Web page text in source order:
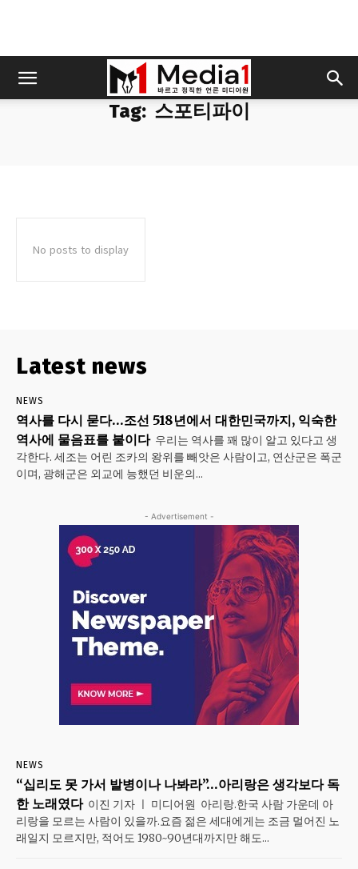
Tag: 스포티파이
No posts to display
Latest news
NEWS
역사를 다시 묻다…조선 518년에서 대한민국까지, 익숙한
역사에 물음표를 붙이다 우리는 역사를 꽤 많이 알고 있다고 생
각한다. 세조는 어린 조카의 왕위를 빼앗은 사람이고, 연산군은 폭군
이며, 광해군은 외교에 능했던 비운의...
- Advertisement -
NEWS
“십리도 못 가서 발병이나 나봐라”…아리랑은 생각보다 독
한 노래였다 이진 기자 ㅣ 미디어원 아리랑.한국 사람 가운데 아
리랑을 모르는 사람이 있을까.요즘 젊은 세대에게는 조금 멀어진 노
래일지 모르지만, 적어도 1980~90년대까지만 해도...